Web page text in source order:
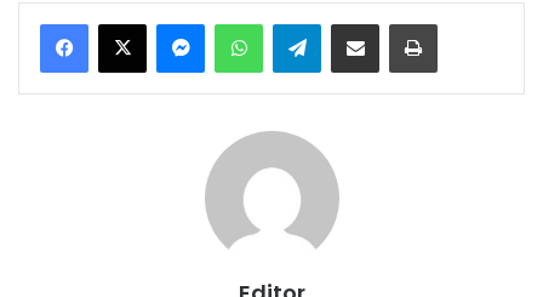
MessengerWhatsAppTelegramShare via Email Print